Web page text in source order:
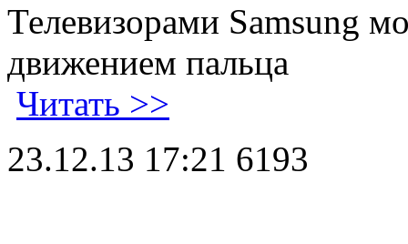
Телевизорами Samsung
движением пальца
Читать >>
23.12.13 17:21 6193